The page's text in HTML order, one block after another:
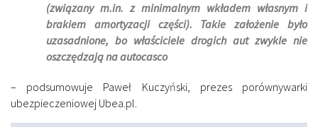
(związany m.in. z minimalnym wkładem własnym i
brakiem amortyzacji części). Takie założenie było
uzasadnione, bo właściciele drogich aut zwykle nie
oszczędzają na autocasco
– podsumowuje Paweł Kuczyński, prezes porównywarki
ubezpieczeniowej Ubea.pl.